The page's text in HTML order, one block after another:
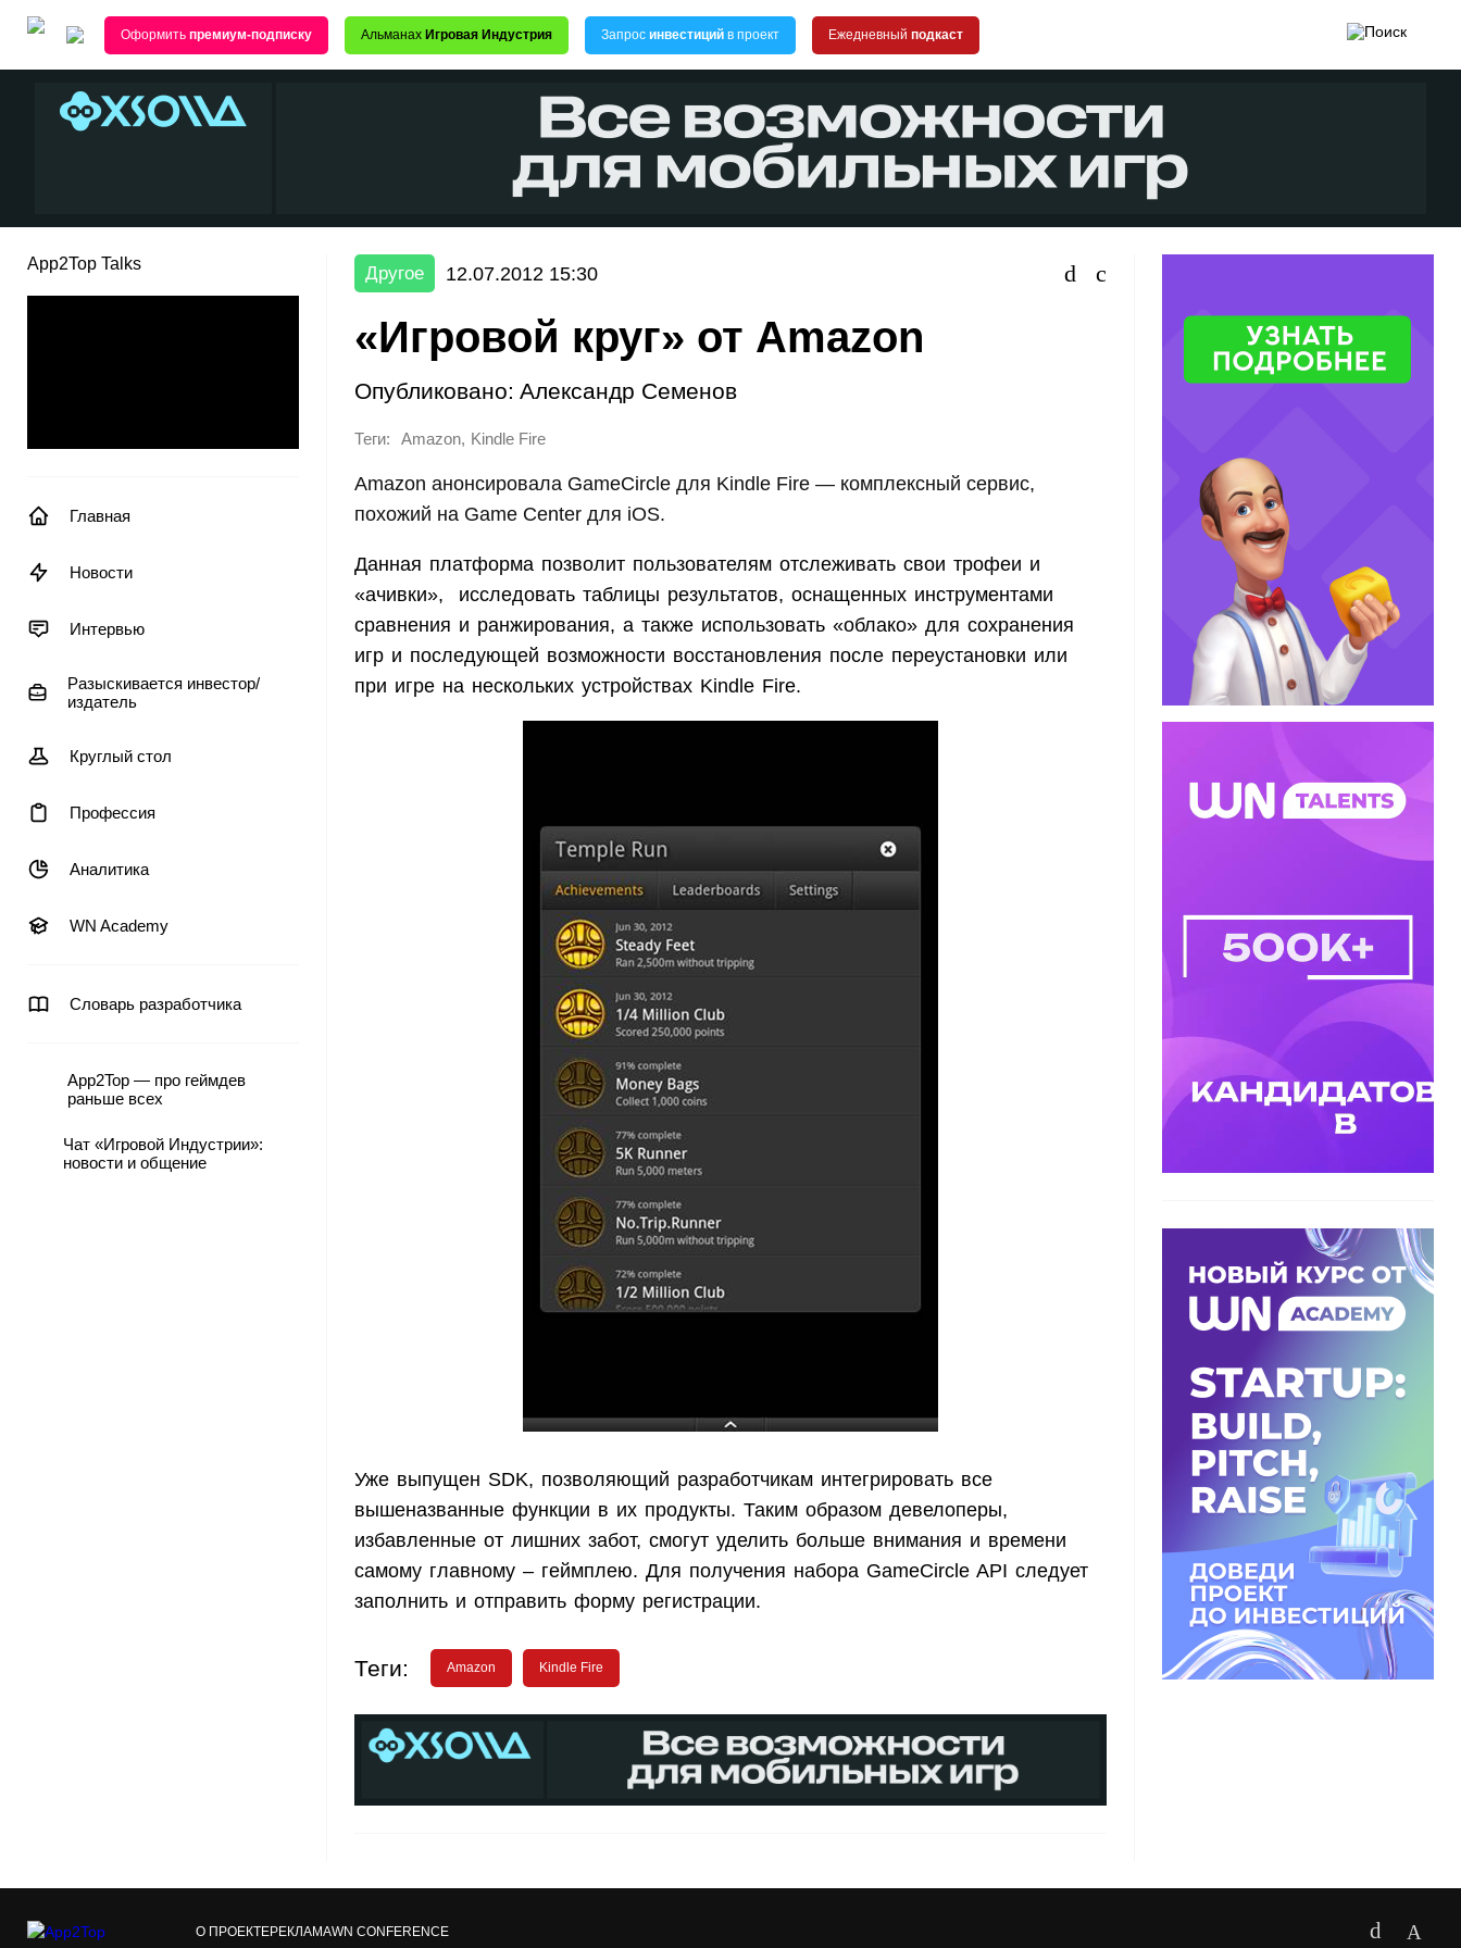
Оформить премиум-подписку Альманах Игровая Индустрия Запрос инвестиций в проект Ежедневный подкаст
App2Top Talks
Главная
Новости
Интервью
Разыскивается инвестор/
издатель
Круглый стол
Профессия
Аналитика
WN Academy
Словарь разработчика
App2Top — про геймдев
раньше всех
Чат «Игровой Индустрии»:
новости и общение
Другое 12.07.2012 15:30
«Игровой круг» от Amazon
Опубликовано: Александр Семенов
Теги: Amazon, Kindle Fire
Amazon анонсировала GameCircle для Kindle Fire — комплексный сервис,
похожий на Game Center для iOS.
Данная платформа позволит пользователям отслеживать свои трофеи и
«ачивки», исследовать таблицы результатов, оснащенных инструментами
сравнения и ранжирования, а также использовать «облако» для сохранения
игр и последующей возможности восстановления после переустановки или
при игре на нескольких устройствах Kindle Fire.
Уже выпущен SDK, позволяющий разработчикам интегрировать все
вышеназванные функции в их продукты. Таким образом девелоперы,
избавленные от лишних забот, смогут уделить больше внимания и времени
самому главному – геймплею. Для получения набора GameCircle API следует
заполнить и отправить форму регистрации.
Теги: Amazon Kindle Fire
О ПРОЕКТЕРЕКЛАМАWN CONFERENCE